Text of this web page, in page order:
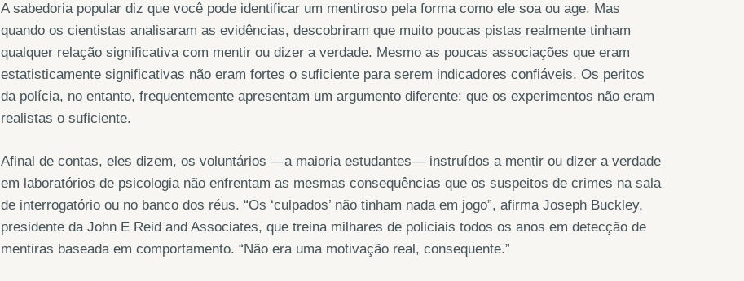
A sabedoria popular diz que você pode identificar um mentiroso pela forma como ele soa ou age. Mas
quando os cientistas analisaram as evidências, descobriram que muito poucas pistas realmente tinham
qualquer relação significativa com mentir ou dizer a verdade. Mesmo as poucas associações que eram
estatisticamente significativas não eram fortes o suficiente para serem indicadores confiáveis. Os peritos
da polícia, no entanto, frequentemente apresentam um argumento diferente: que os experimentos não eram
realistas o suficiente.
Afinal de contas, eles dizem, os voluntários —a maioria estudantes— instruídos a mentir ou dizer a verdade
em laboratórios de psicologia não enfrentam as mesmas consequências que os suspeitos de crimes na sala
de interrogatório ou no banco dos réus. “Os ‘culpados’ não tinham nada em jogo”, afirma Joseph Buckley,
presidente da John E Reid and Associates, que treina milhares de policiais todos os anos em detecção de
mentiras baseada em comportamento. “Não era uma motivação real, consequente.”